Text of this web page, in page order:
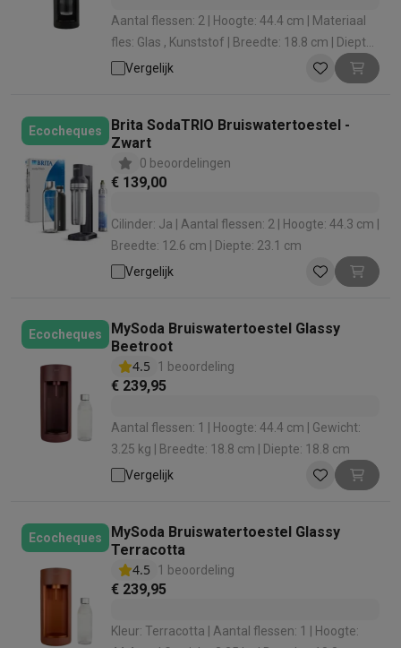
Aantal flessen: 2 | Hoogte: 44.4 cm | Materiaal
fles: Glas , Kunststof | Breedte: 18.8 cm | Diepte:
18.8 cm
Vergelijk
Ecocheques
Brita SodaTRIO Bruiswatertoestel -
Zwart
0 beoordelingen
€ 139,00
Cilinder: Ja | Aantal flessen: 2 | Hoogte: 44.3 cm |
Breedte: 12.6 cm | Diepte: 23.1 cm
Vergelijk
Ecocheques
MySoda Bruiswatertoestel Glassy
Beetroot
4.5
1 beoordeling
€ 239,95
Aantal flessen: 1 | Hoogte: 44.4 cm | Gewicht:
3.25 kg | Breedte: 18.8 cm | Diepte: 18.8 cm
Vergelijk
Ecocheques
MySoda Bruiswatertoestel Glassy
Terracotta
4.5
1 beoordeling
€ 239,95
Kleur: Terracotta | Aantal flessen: 1 | Hoogte: